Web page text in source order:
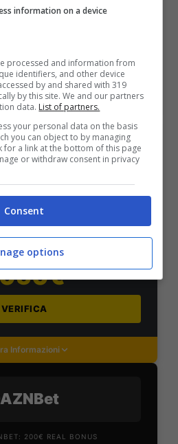
VERIFICA
Informazioni
per sport e scommesse
ricevi: 100% fino a 2000€
+ 100% fino a 50€ in Bonus
Sport
VERIFICA
Informazioni
200€ REAL BONUS
information on a device
processed and information from
identifiers, and other device
by and shared with 319
by this site. We and our partners
data. List of partners.
your personal data on the basis
you can object to by managing
a link at the bottom of this page
or withdraw consent in privacy
Consent
options